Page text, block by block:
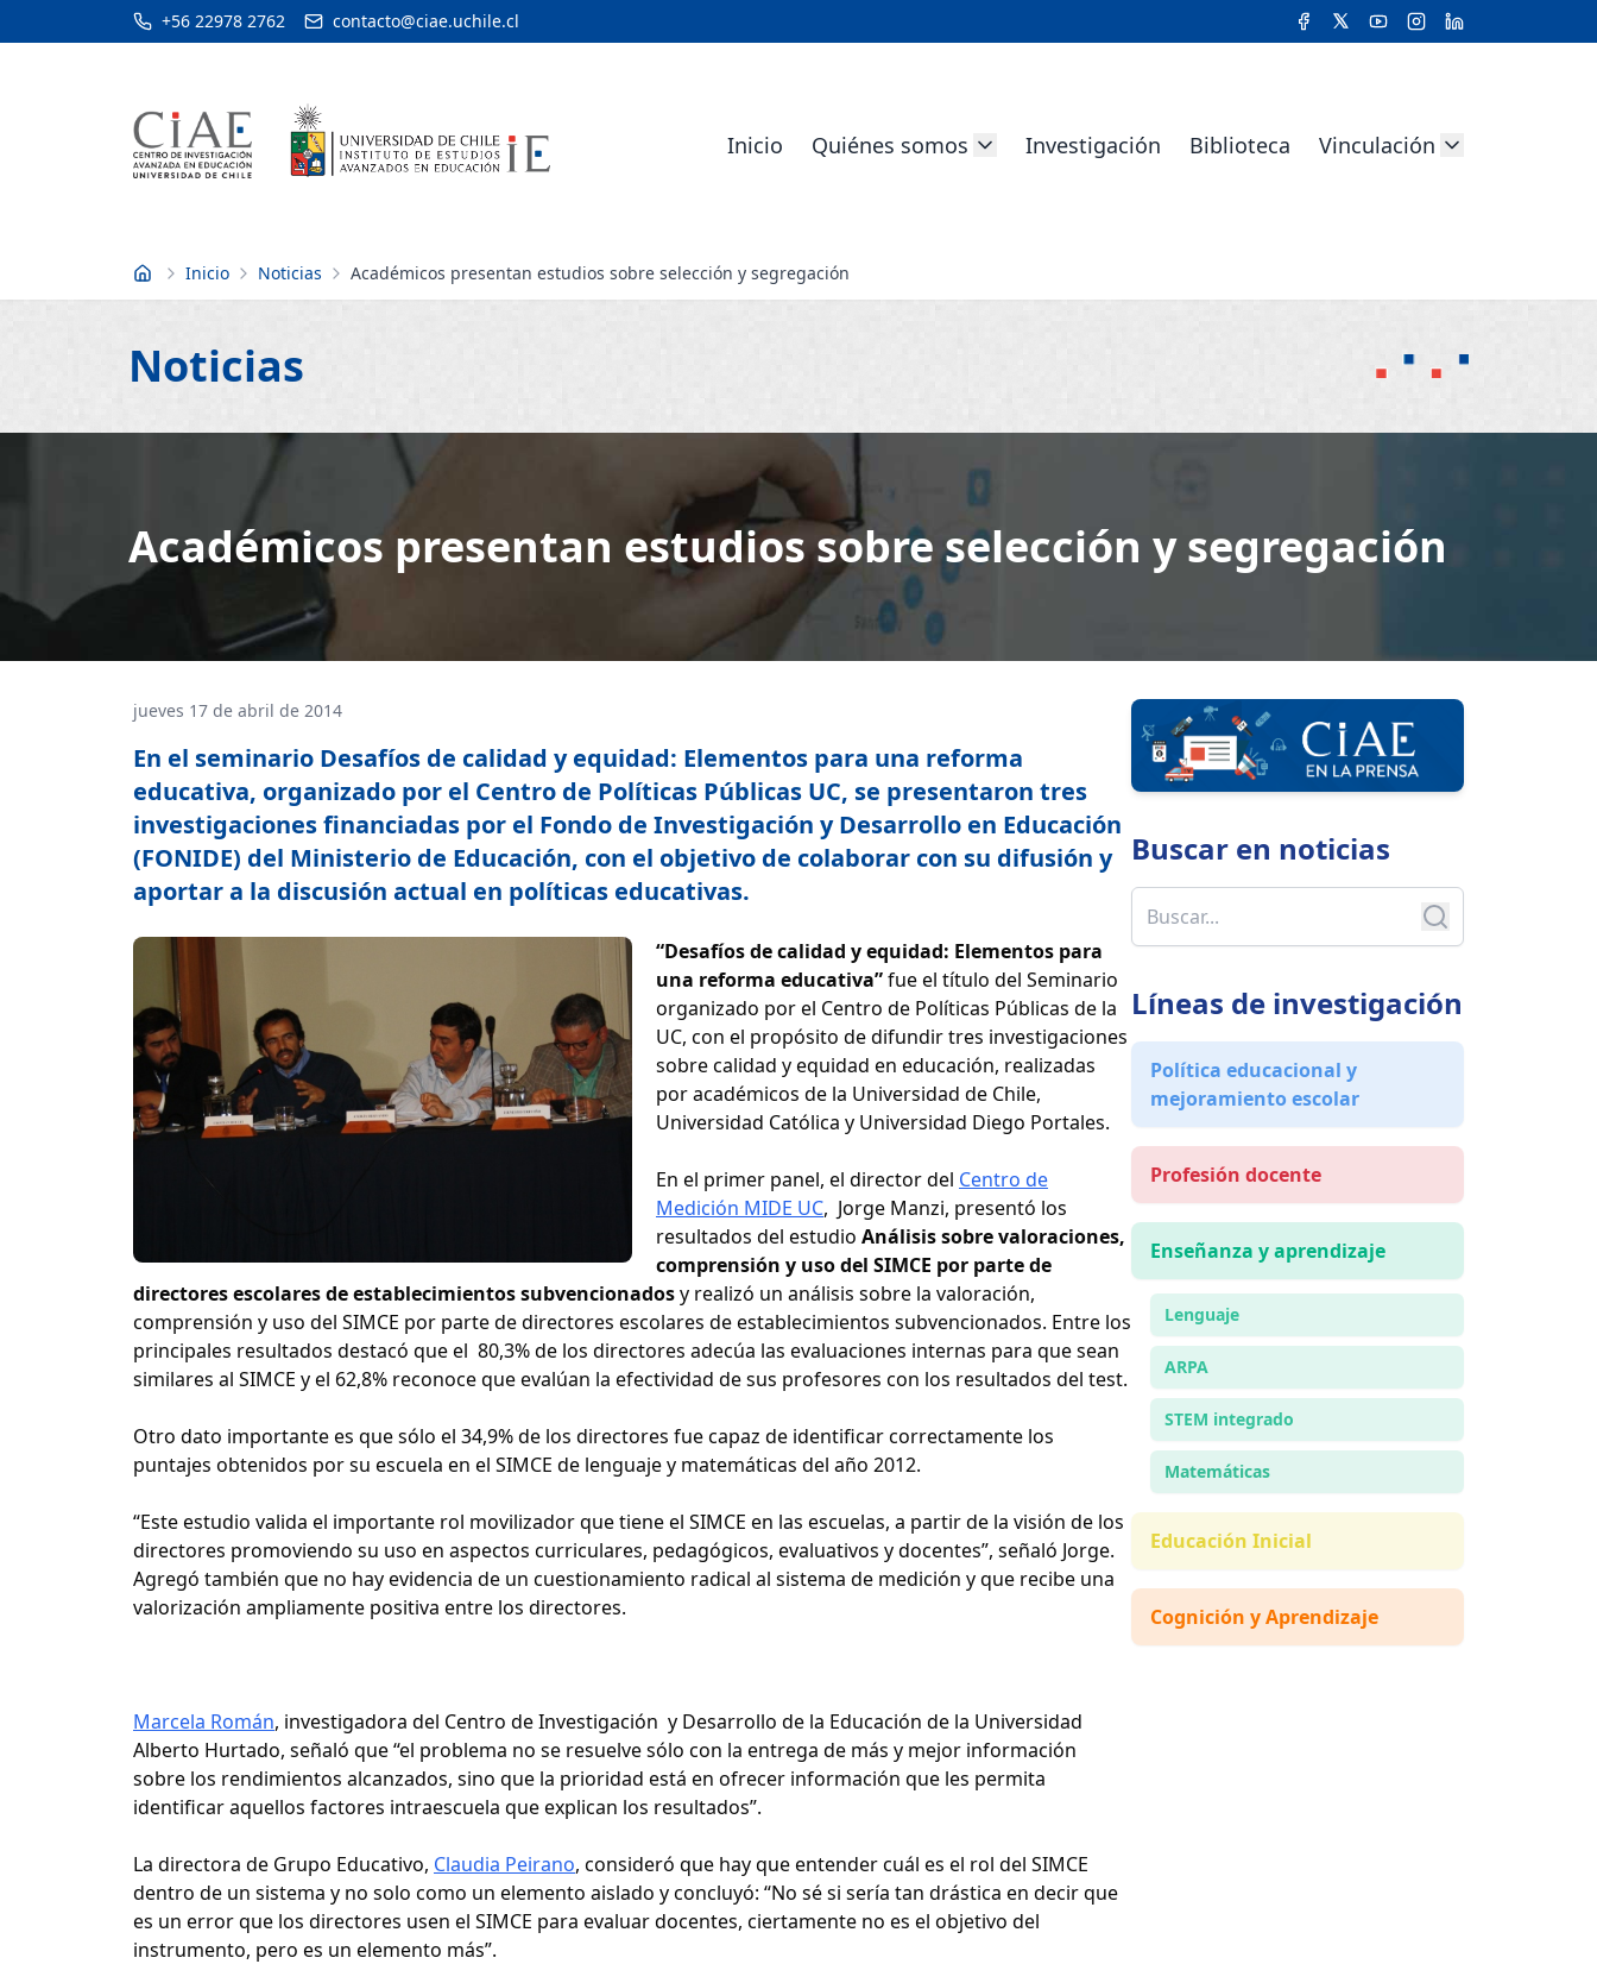
+56 22978 2762 contacto@ciae.uchile.cl
Inicio Quiénes somos Investigación Biblioteca Vinculación
Inicio Inicio Noticias Académicos presentan estudios sobre selección y segregación
Noticias
Académicos presentan estudios sobre selección y segregación
jueves 17 de abril de 2014
En el seminario Desafíos de calidad y equidad: Elementos para una reforma
educativa, organizado por el Centro de Políticas Públicas UC, se presentaron tres
investigaciones financiadas por el Fondo de Investigación y Desarrollo en Educación
(FONIDE) del Ministerio de Educación, con el objetivo de colaborar con su difusión y
aportar a la discusión actual en políticas educativas.
“Desafíos de calidad y equidad: Elementos para
una reforma educativa”fue el título del Seminario
organizado por el Centro de Políticas Públicas de la
UC, con el propósito de difundir tres investigaciones
sobre calidad y equidad en educación, realizadas
por académicos de la Universidad de Chile,
Universidad Católica y Universidad Diego Portales.
En el primer panel, el director del Centro de
Medición MIDE UC, Jorge Manzi, presentó los
resultados del estudio Análisis sobre valoraciones,
comprensión y uso del SIMCE por parte de
directores escolares de establecimientos subvencionadosy realizó un análisis sobre la valoración,
comprensión y uso del SIMCE por parte de directores escolares de establecimientos subvencionados. Entre los
principales resultados destacó que el 80,3% de los directores adecúa las evaluaciones internas para que sean
similares al SIMCE y el 62,8% reconoce que evalúan la efectividad de sus profesores con los resultados del test.
Otro dato importante es que sólo el 34,9% de los directores fue capaz de identificar correctamente los
puntajes obtenidos por su escuela en el SIMCE de lenguaje y matemáticas del año 2012.
“Este estudio valida el importante rol movilizador que tiene el SIMCE en las escuelas, a partir de la visión de los
directores promoviendo su uso en aspectos curriculares, pedagógicos, evaluativos y docentes”, señaló Jorge.
Agregó también que no hay evidencia de un cuestionamiento radical al sistema de medición y que recibe una
valorización ampliamente positiva entre los directores.
Marcela Román, investigadora del Centro de Investigación y Desarrollo de la Educación de la Universidad
Alberto Hurtado, señaló que “el problema no se resuelve sólo con la entrega de más y mejor información
sobre los rendimientos alcanzados, sino que la prioridad está en ofrecer información que les permita
identificar aquellos factores intraescuela que explican los resultados”.
La directora de Grupo Educativo, Claudia Peirano, consideró que hay que entender cuál es el rol del SIMCE
dentro de un sistema y no solo como un elemento aislado y concluyó: “No sé si sería tan drástica en decir que
es un error que los directores usen el SIMCE para evaluar docentes, ciertamente no es el objetivo del
instrumento, pero es un elemento más”.
Buscar en noticias
Líneas de investigación
Política educacional y
mejoramiento escolar
Profesión docente
Enseñanza y aprendizaje
Lenguaje
ARPA
STEM integrado
Matemáticas
Educación Inicial
Cognición y Aprendizaje